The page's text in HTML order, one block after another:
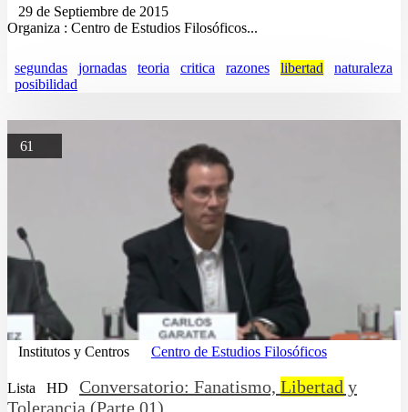
29 de Septiembre de 2015
Organiza : Centro de Estudios Filosóficos...
segundas jornadas teoria critica razones libertad
naturaleza
posibilidad
61
Institutos y Centros Centro de Estudios Filosóficos
Lista HD Conversatorio: Fanatismo, Libertad y
Tolerancia (Parte 01)